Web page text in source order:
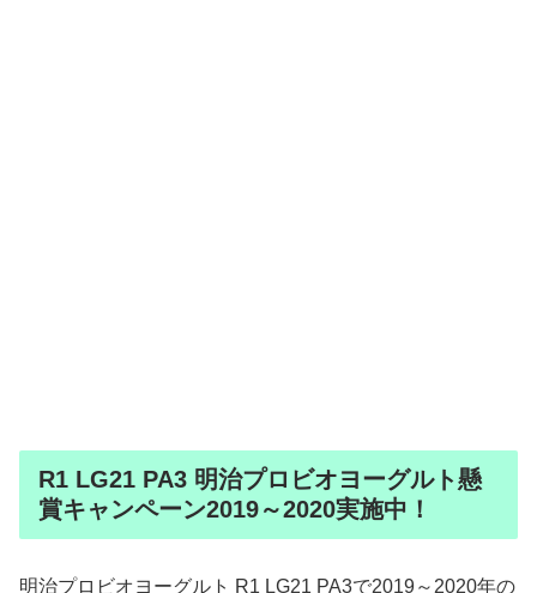
R1 LG21 PA3 明治プロビオヨーグルト懸
賞キャンペーン2019～2020実施中！
明治プロビオヨーグルト R1 LG21 PA3で2019～2020年の